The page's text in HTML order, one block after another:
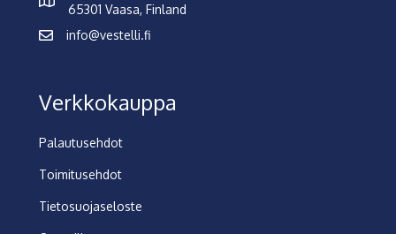
65301 Vaasa, Finland
info@vestelli.fi
Verkkokauppa
Palautusehdot
Toimitusehdot
Tietosuojaseloste